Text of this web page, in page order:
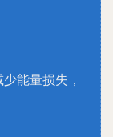
能量损失，